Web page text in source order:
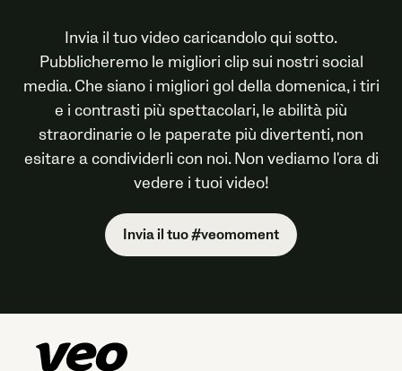
Invia il tuo video caricandolo qui sotto.
Pubblicheremo le migliori clip sui nostri social
media. Che siano i migliori gol della domenica, i tiri
e i contrasti più spettacolari, le abilità più
straordinarie o le paperate più divertenti, non
esitare a condividerli con noi. Non vediamo l'ora di
vedere i tuoi video!
Invia il tuo#veomoment